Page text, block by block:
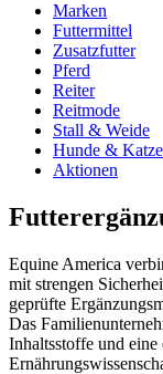
Marken
Futtermittel
Zusatzfutter
Pferd
Reiter
Reitmode
Stall & Weide
Hunde &
Aktionen
Equine America
mit strengen
geprüfte
Das
Inhaltsstoffe und eine